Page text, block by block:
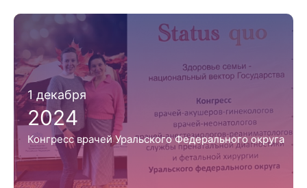
1 декабря
2024
Конгресс врачей Уральского Федерального округа